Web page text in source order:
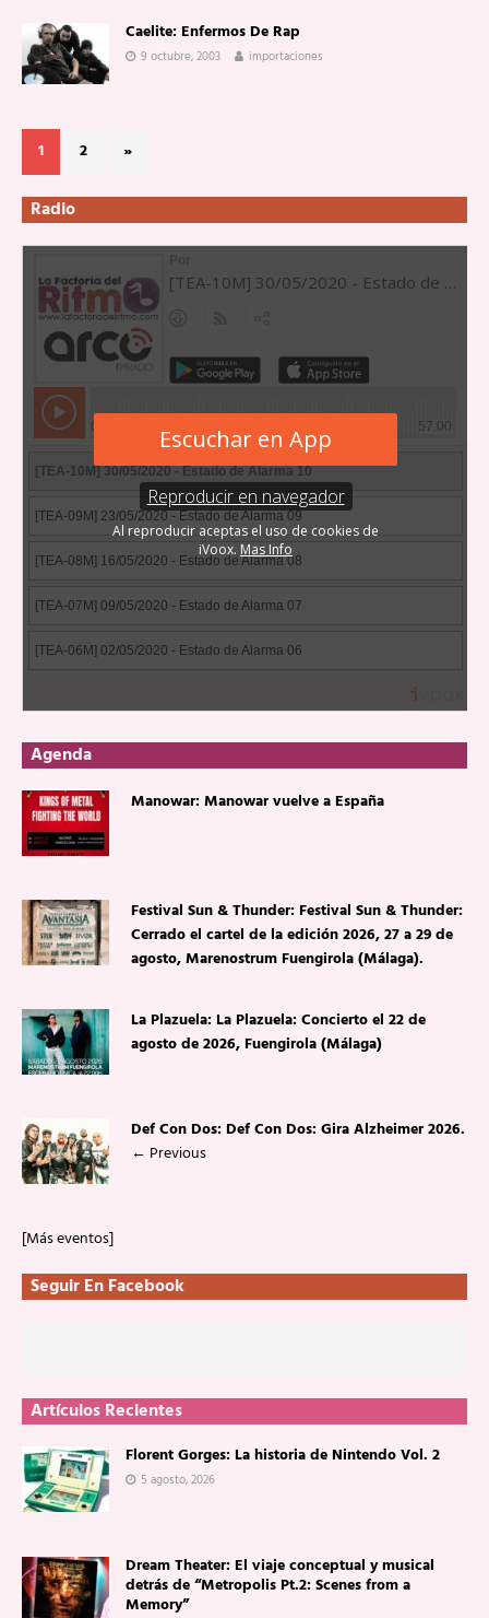
Caelite: Enfermos De Rap
9 octubre, 2003 importaciones
1 2 »
Radio
Agenda
Manowar: Manowar vuelve a España
Festival Sun & Thunder: Festival Sun & Thunder:
Cerrado el cartel de la edición 2026, 27 a 29 de
agosto, Marenostrum Fuengirola (Málaga).
La Plazuela: La Plazuela: Concierto el 22 de
agosto de 2026, Fuengirola (Málaga)
Def Con Dos: Def Con Dos: Gira Alzheimer 2026.
← Previous
[Más eventos]
Seguir En Facebook
Artículos Recientes
Florent Gorges: La historia de Nintendo Vol. 2
5 agosto, 2026
Dream Theater: El viaje conceptual y musical
detrás de “Metropolis Pt.2: Scenes from a
Memory”